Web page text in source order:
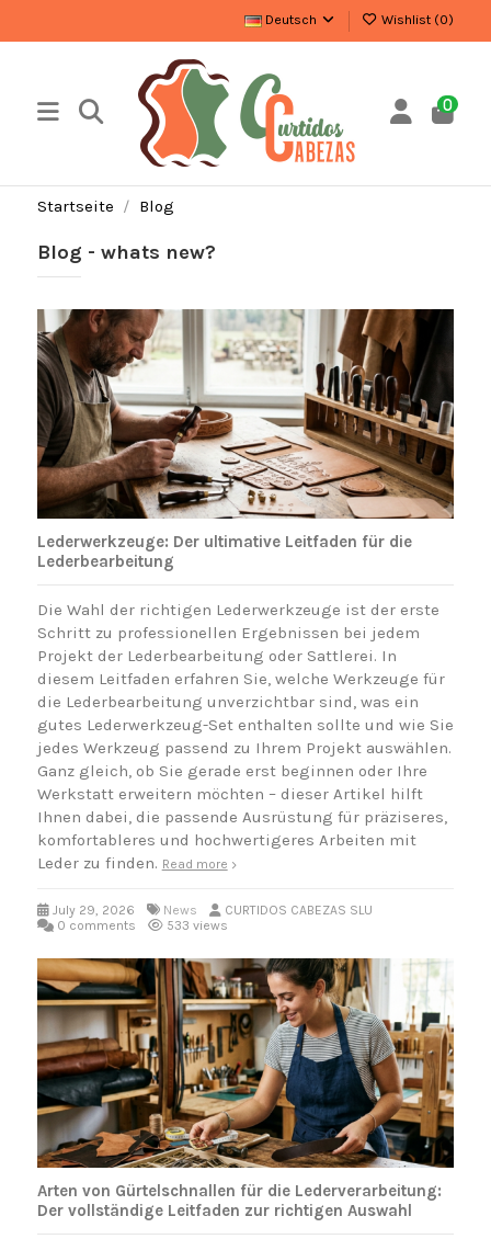
Deutsch Wishlist (0)
0
Startseite Blog
Blog - whats new?
Lederwerkzeuge: Der ultimative Leitfaden für die
Lederbearbeitung
Die Wahl der richtigen Lederwerkzeuge ist der erste
Schritt zu professionellen Ergebnissen bei jedem
Projekt der Lederbearbeitung oder Sattlerei. In
diesem Leitfaden erfahren Sie, welche Werkzeuge für
die Lederbearbeitung unverzichtbar sind, was ein
gutes Lederwerkzeug-Set enthalten sollte und wie Sie
jedes Werkzeug passend zu Ihrem Projekt auswählen.
Ganz gleich, ob Sie gerade erst beginnen oder Ihre
Werkstatt erweitern möchten – dieser Artikel hilft
Ihnen dabei, die passende Ausrüstung für präziseres,
komfortableres und hochwertigeres Arbeiten mit
Leder zu finden. Read more
July 29, 2026 News
CURTIDOS CABEZAS SLU
0 comments
533 views
Arten von Gürtelschnallen für die Lederverarbeitung:
Der vollständige Leitfaden zur richtigen Auswahl